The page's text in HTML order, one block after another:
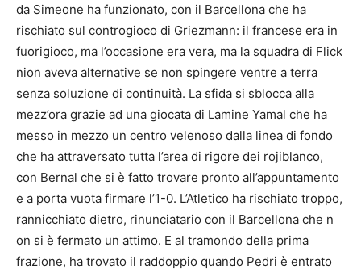
da Simeone ha funzionato, con il Barcellona che ha
rischiato sul controgioco di Griezmann: il francese era in
fuorigioco, ma l’occasione era vera, ma la squadra di Flick
nion aveva alternative se non spingere ventre a terra
senza soluzione di continuità. La sfida si sblocca alla
mezz’ora grazie ad una giocata di Lamine Yamal che ha
messo in mezzo un centro velenoso dalla linea di fondo
che ha attraversato tutta l’area di rigore dei rojiblanco,
con Bernal che si è fatto trovare pronto all’appuntamento
e a porta vuota firmare l’1-0. L’Atletico ha rischiato troppo,
rannicchiato dietro, rinunciatario con il Barcellona che n
on si è fermato un attimo. E al tramondo della prima
frazione, ha trovato il raddoppio quando Pedri è entrato